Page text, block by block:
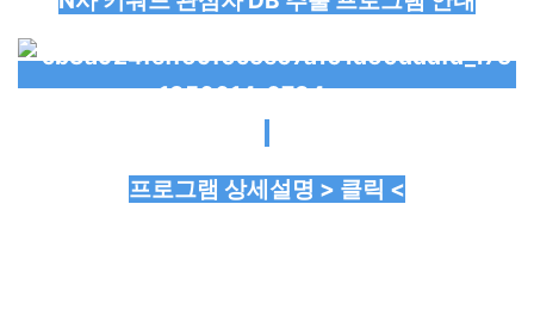
프로그램 상세설명 > 클릭 <